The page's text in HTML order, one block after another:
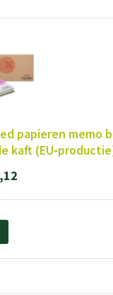
papieren memo
kaft